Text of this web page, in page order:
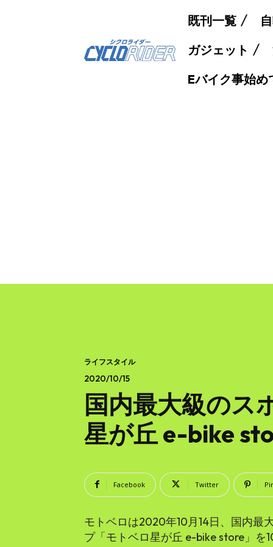
既刊一覧
ガジェット
Eバイク事始
ライフスタイル
2020/10/15
国内最大級のス
星が丘 e-bike
Facebook Twitter
モトベロは2020年10月14日、国内最
プ「モトベロ星が丘 e-bike store」を